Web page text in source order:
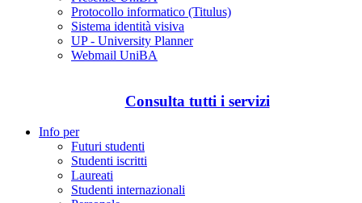
Protocollo informatico (Titulus)
Sistema identità visiva
UP - University Planner
Webmail UniBA
Consulta tutti i servizi
Info per
Futuri studenti
Studenti iscritti
Laureati
Studenti internazionali